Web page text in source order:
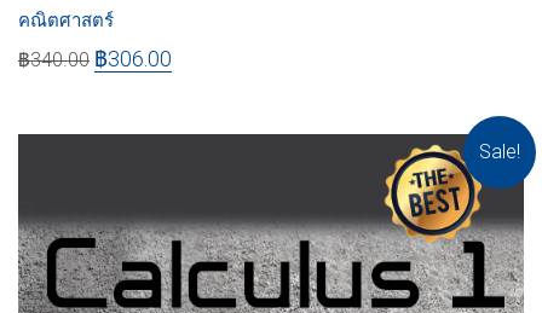
คณิตศาสตร์
฿340.00 ฿306.00
Sale!